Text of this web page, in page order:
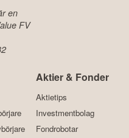
en
FV
Aktier & Fonder
Aktietips
Investmentbolag
Fondrobotar